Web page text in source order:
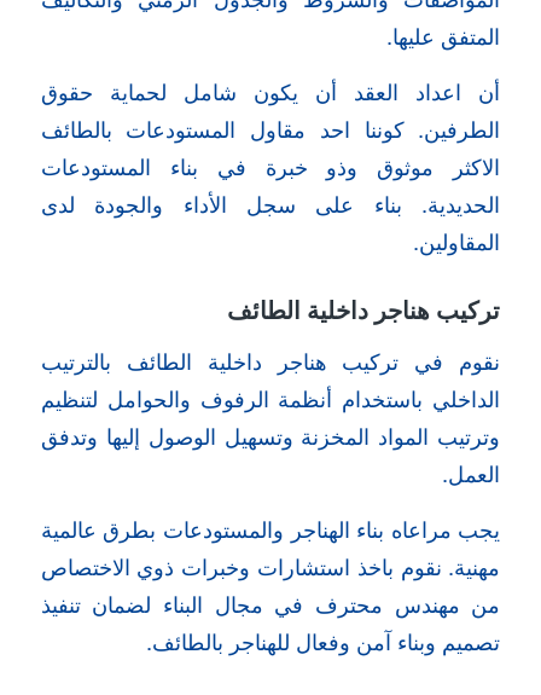
المتفق عليها.
أن اعداد العقد أن يكون شامل لحماية حقوق
الطرفين. كوننا احد مقاول المستودعات بالطائف
الاكثر موثوق وذو خبرة في بناء المستودعات
الحديدية. بناء على سجل الأداء والجودة لدى
المقاولين.
تركيب هناجر داخلية الطائف
نقوم في تركيب هناجر داخلية الطائف بالترتيب
الداخلي باستخدام أنظمة الرفوف والحوامل لتنظيم
وترتيب المواد المخزنة وتسهيل الوصول إليها وتدفق
العمل.
يجب مراعاه بناء الهناجر والمستودعات بطرق عالمية
مهنية. نقوم باخذ استشارات وخبرات ذوي الاختصاص
من مهندس محترف في مجال البناء لضمان تنفيذ
تصميم وبناء آمن وفعال للهناجر بالطائف.